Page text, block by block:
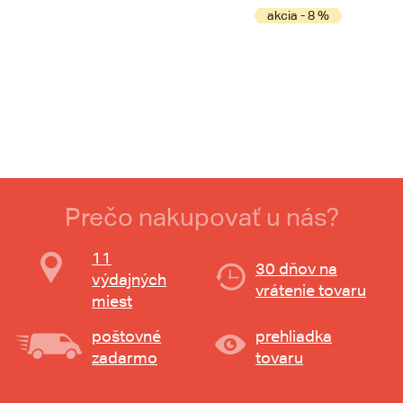
akcia - 8 %
Prečo nakupovať u nás?
11
výdajných
miest
30 dňov na
vrátenie tovaru
poštovné
zadarmo
prehliadka
tovaru